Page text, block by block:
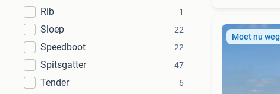
Rib 1
Sloep 22
Speedboot 22
Spitsgatter 47
Tender 6
Moet nu weg